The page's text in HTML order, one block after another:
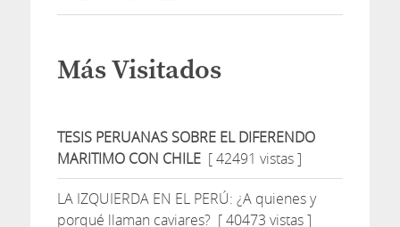
Más Visitados
TESIS PERUANAS SOBRE EL DIFERENDO
MARITIMO CON CHILE[ 42491 vistas ]
LA IZQUIERDA EN EL PERÚ: ¿A quienes y
porqué llaman caviares? [ 40473 vistas ]